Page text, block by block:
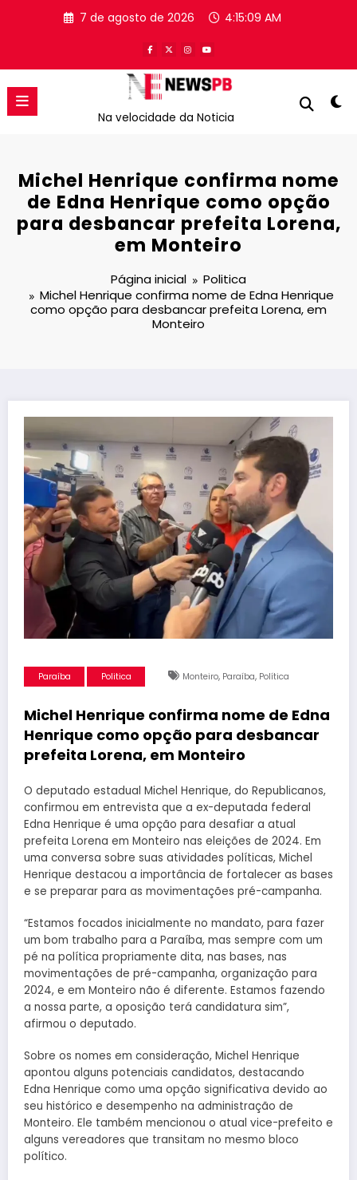
7 de agosto de 2026 4:15:09 AM
Na velocidade da Noticia
Michel Henrique confirma nome
de Edna Henrique como opção
para desbancar prefeita Lorena,
em Monteiro
Página inicial
Politica
Michel Henrique confirma nome de Edna Henrique
como opção para desbancar prefeita Lorena, em
Monteiro
Paraíba Politica Monteiro, Paraíba, Política
Michel Henrique confirma nome de Edna
Henrique como opção para desbancar
prefeita Lorena, em Monteiro
O deputado estadual Michel Henrique, do Republicanos,
confirmou em entrevista que a ex-deputada federal
Edna Henrique é uma opção para desafiar a atual
prefeita Lorena em Monteiro nas eleições de 2024. Em
uma conversa sobre suas atividades políticas, Michel
Henrique destacou a importância de fortalecer as bases
e se preparar para as movimentações pré-campanha.
“Estamos focados inicialmente no mandato, para fazer
um bom trabalho para a Paraíba, mas sempre com um
pé na política propriamente dita, nas bases, nas
movimentações de pré-campanha, organização para
2024, e em Monteiro não é diferente. Estamos fazendo
a nossa parte, a oposição terá candidatura sim”,
afirmou o deputado.
Sobre os nomes em consideração, Michel Henrique
apontou alguns potenciais candidatos, destacando
Edna Henrique como uma opção significativa devido ao
seu histórico e desempenho na administração de
Monteiro. Ele também mencionou o atual vice-prefeito e
alguns vereadores que transitam no mesmo bloco
político.